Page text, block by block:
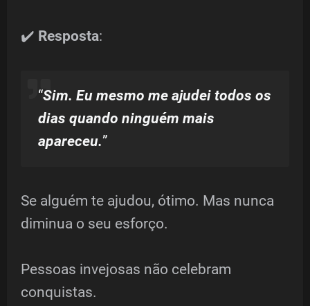
✔️ Resposta:
“Sim. Eu mesmo me ajudei todos os
dias quando ninguém mais
apareceu.”
Se alguém te ajudou, ótimo. Mas nunca
diminua o seu esforço.
Pessoas invejosas não celebram
conquistas.